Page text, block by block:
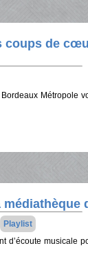
coups de
Métropole
Playlist
d’écoute musicale